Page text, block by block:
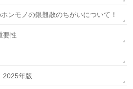
ンモノの銀翹散のちがいについて！
要性
2025年版